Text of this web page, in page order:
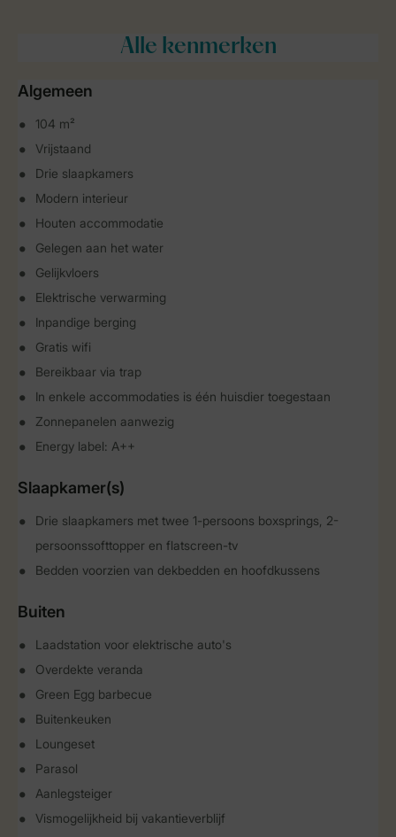
Alle kenmerken
Algemeen
104 m²
Vrijstaand
Drie slaapkamers
Modern interieur
Houten accommodatie
Gelegen aan het water
Gelijkvloers
Elektrische verwarming
Inpandige berging
Gratis wifi
Bereikbaar via trap
In enkele accommodaties is één huisdier toegestaan
Zonnepanelen aanwezig
Energy label: A++
Slaapkamer(s)
Drie slaapkamers met twee 1-persoons boxsprings, 2-
persoonssofttopper en flatscreen-tv
Bedden voorzien van dekbedden en hoofdkussens
Buiten
Laadstation voor elektrische auto's
Overdekte veranda
Green Egg barbecue
Buitenkeuken
Loungeset
Parasol
Aanlegsteiger
Vismogelijkheid bij vakantieverblijf